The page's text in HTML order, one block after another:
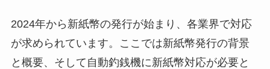
2024年から新紙幣の発行が始まり、各業界で対応
が求められています。ここでは新紙幣発行の背景
と概要、そして自動釣銭機に新紙幣対応が必要と